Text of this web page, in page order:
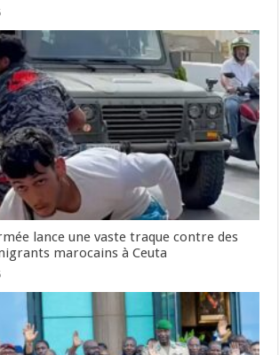
lance une vaste traque contre des
marocains à Ceuta